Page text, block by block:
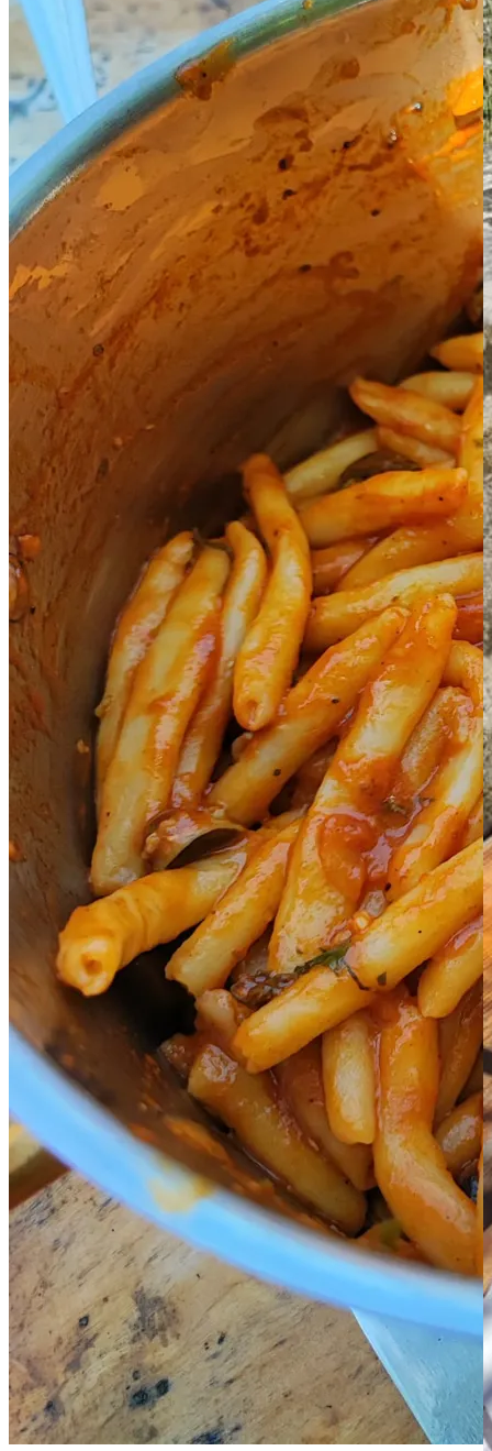
KORKYRA MED d.o.o.
Ribnjak 40, 20260 Zagreb, Hrvatska
OIB: 74290921645
IBAN: HR9741330061110008598
Telefon: +385 20 412 057
Email: igor.kodzoman@gmail.com;info@back4moro.com
Powered by
Nokumo